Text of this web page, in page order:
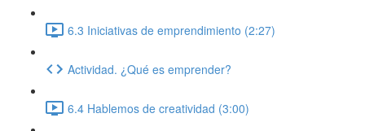
6.3 Iniciativas de emprendimiento (2:27)
Actividad. ¿Qué es emprender?
6.4 Hablemos de creatividad (3:00)